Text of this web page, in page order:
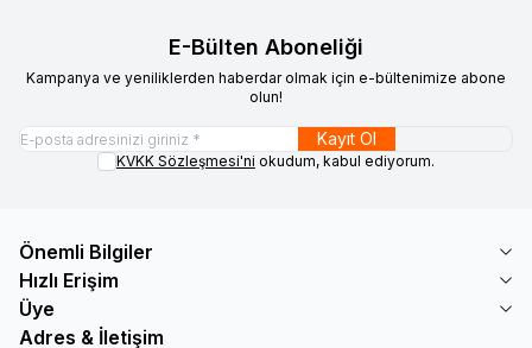
E-Bülten Aboneliği
Kampanya ve yeniliklerden haberdar olmak için e-bültenimize abone
olun!
Kayıt Ol
KVKK Sözleşmesi'ni okudum, kabul ediyorum.
Önemli Bilgiler
Hızlı Erişim
Üye
Adres & İletişim